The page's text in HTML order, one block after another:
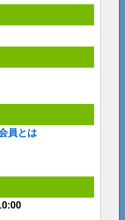
員とは